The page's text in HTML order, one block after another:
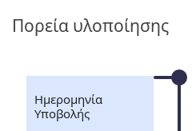
Πορεία υλοποίησης
Ημερομηνία
Υποβολής